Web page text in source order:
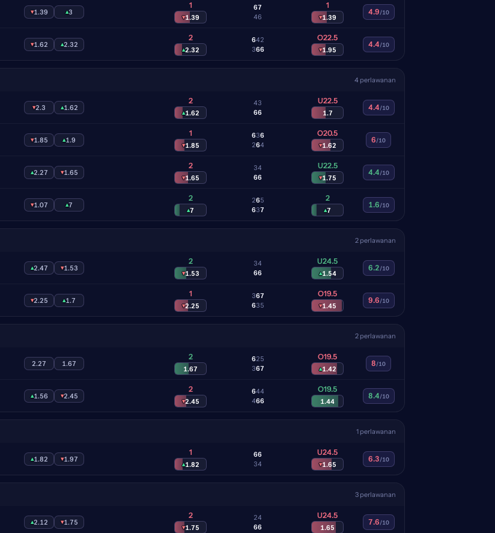
▾1.39 ▴3
1
▾1.39
6
4
7
6
1
▾1.39
4.9/10
▾1.62 ▴2.32
2
▴2.32
6
3
4
6
2
6
O22.5
▾1.95
4.4/10
4 perlawanan
▾2.3 ▴1.62
2
▴1.62
4
6
3
6
U22.5
1.7
4.4/10
▾1.85 ▴1.9
1
▾1.85
6
2
3
6
6
4
O20.5
▾1.62
6/10
▴2.27 ▾1.65
2
▾1.65
3
6
4
6
U22.5
▾1.75
4.4/10
▾1.07 ▴7
2
▴7
2
6
6
3
5
7
2
▴7
1.6/10
2 perlawanan
▴2.47 ▾1.53
2
▾1.53
3
6
4
6
U24.5
▴1.54
6.2/10
▾2.25 ▴1.7
1
▾2.25
3
6
6
3
7
5
O19.5
▾1.45
9.6/10
2 perlawanan
2.27 1.67
2
1.67
6
3
2
6
5
7
O19.5
▴1.42
8/10
▴1.56 ▾2.45
2
▾2.45
6
4
4
6
4
6
O19.5
1.44
8.4/10
1 perlawanan
▴1.82 ▾1.97
1
▴1.82
6
3
6
4
U24.5
▾1.65
6.3/10
3 perlawanan
▴2.12 ▾1.75
2
▾1.75
2
6
4
6
U24.5
1.65
7.6/10